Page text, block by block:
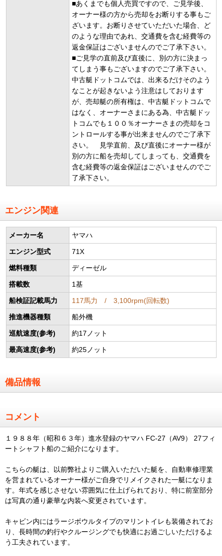
■あくまでも個人売買ですので、ご見学後、
オーナー様の方から売却をお断りする事もご
ざいます。お断りさせていただいた場合、ど
のような理由であれ、交通費を含む経費等の
返金保証はございませんのでご了承下さい。
■ご見学の直前及び直後に、別の方に決まっ
てしまう事もございますのでご了承下さい。
中古艇ドットコムでは、出来るだけそのよう
なことが起きないよう注意はしております
が、売却艇の所有権は、中古艇ドットコムで
はなく、オーナーさまにある為、中古艇ドッ
トコムでも１００％オーナーさまの売却をコ
ントロールする事が出来ませんのでご了承下
さい。 見学直前、及び直後にオーナー様が
別の方に船を売却してしまっても、交通費を
含む経費等の返金保証はございませんのでご
了承下さい。
エンジン関連
メーカー名 ヤマハ
エンジン型式 71X
燃料種類 ディーゼル
搭載数 1基
船検証記載馬力 117馬力 / 3,100rpm(回転数)
推進機器種類 船外機
巡航速度(参考) 約17ノット
最高速度(参考) 約25ノット
備品情報
コメント
１９８８年（昭和６３年）進水登録のヤマハ FC-27（AV9） 27フィ
ートシャフト船のご紹介になります。
こちらの艇は、以前弊社よりご購入いただいた艇を、自動車修理業
を営まれているオーナー様がご自身でリメイクされた一艇になりま
す。年式を感じさせない雰囲気に仕上げられており、特に前室部分
は写真の通り豪華な内装へ変更されています。
キャビン内にはラージボウルタイプのマリントイレも装備されてお
り、長時間の釣行やクルージングでも快適にお過ごしいただけるよ
う工夫されています。